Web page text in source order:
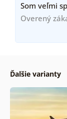
Som veľmi
Overený
Ďalšie varianty